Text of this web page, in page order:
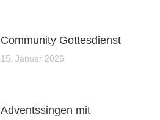
Community Gottesdienst
15. Januar 2026
Adventssingen mit